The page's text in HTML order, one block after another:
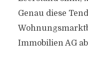
Genau diese
Immobilien AG